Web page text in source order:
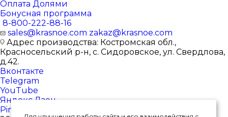
Оплата Долями
Бонусная программа
8-800-222-88-16
sales@krasnoe.com zakaz@krasnoe.com
Адрес производства: Костромская обл.,
Красносельский р-н, с. Сидоровское, ул. Свердлова,
д.42.
Вконтакте
Telegram
YouTube
Яндекс.Дзен
Pinterest